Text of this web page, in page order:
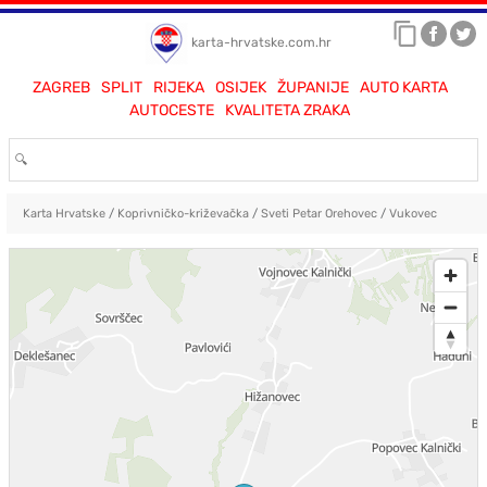
karta-hrvatske.com.hr
ZAGREB SPLIT RIJEKA OSIJEK ŽUPANIJE
AUTO KARTA
AUTOCESTE
KVALITETA ZRAKA
Karta Hrvatske/ Koprivničko-križevačka/ Sveti Petar Orehovec/ Vukovec